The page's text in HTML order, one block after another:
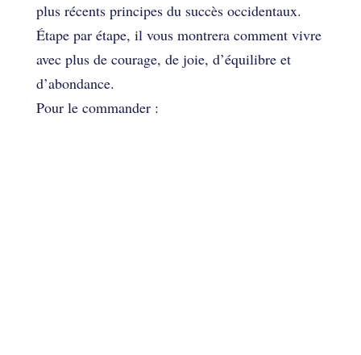
plus récents principes du succès occidentaux.
Étape par étape, il vous montrera comment vivre
avec plus de courage, de joie, d’équilibre et
d’abondance.
Pour le commander :